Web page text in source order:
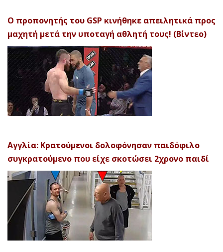
Ο προπονητής του GSP κινήθηκε απειλητικά προς
μαχητή μετά την υποταγή αθλητή τους! (Βίντεο)
Αγγλία: Κρατούμενοι δολοφόνησαν παιδόφιλο
συγκρατούμενο που είχε σκοτώσει 2χρονο παιδί